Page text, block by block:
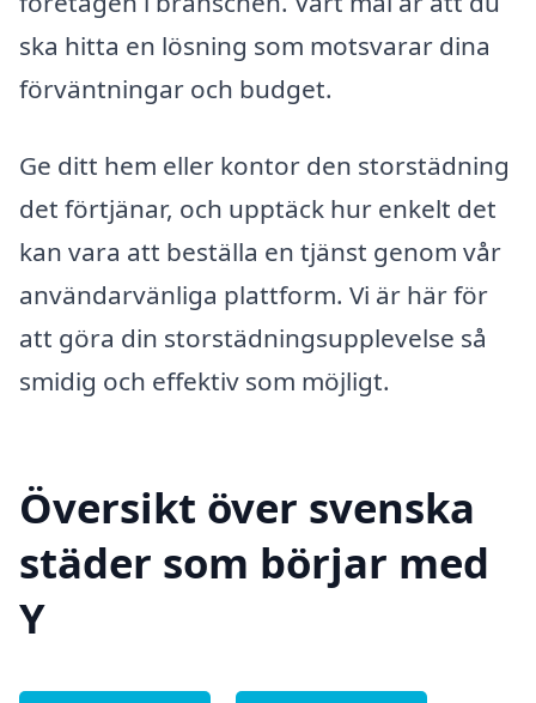
ska hitta en lösning som motsvarar dina
förväntningar och budget.
Ge ditt hem eller kontor den storstädning
det förtjänar, och upptäck hur enkelt det
kan vara att beställa en tjänst genom vår
användarvänliga plattform. Vi är här för
att göra din storstädningsupplevelse så
smidig och effektiv som möjligt.
Översikt över svenska
städer som börjar med
Y